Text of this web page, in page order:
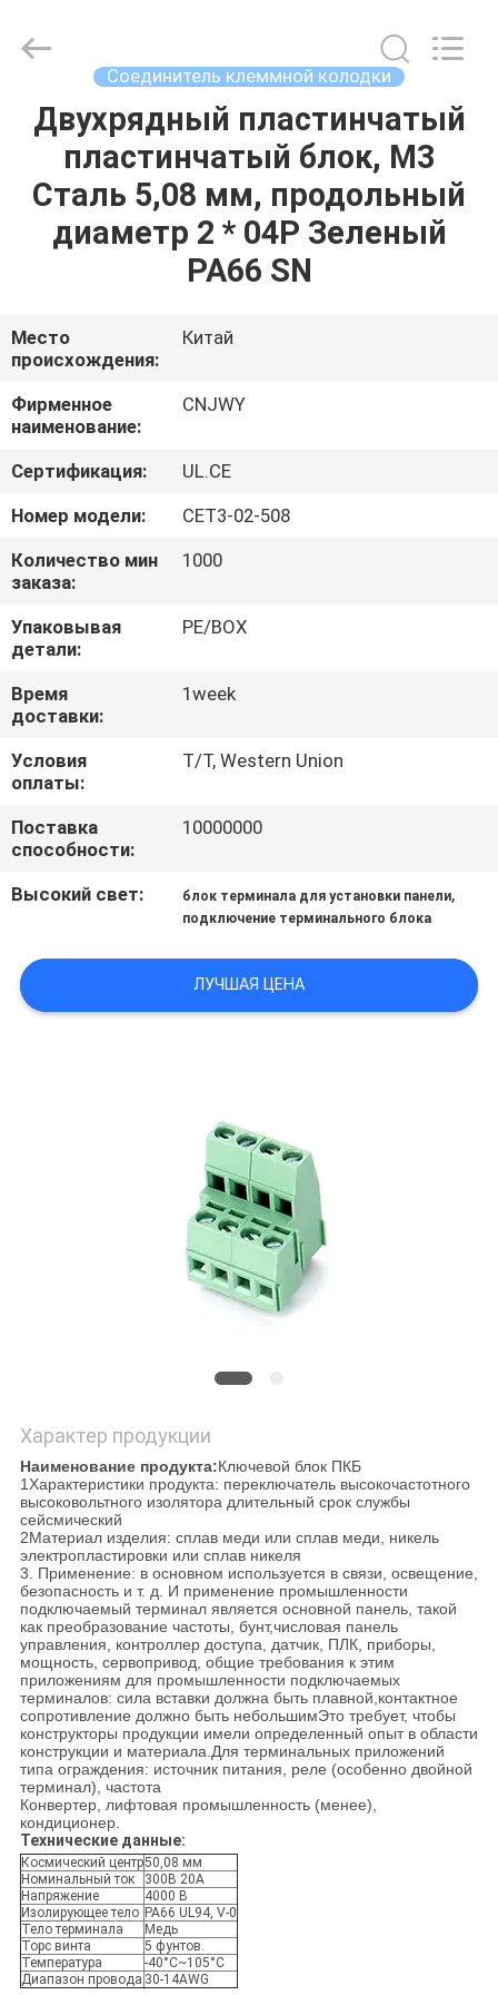
ДОМ
ПРОДУКТЫ
ПУТЕШЕСТВИЕ
ФАБРИКИ
ПРОВЕРКА
КАЧЕСТВА
СВЯЖИТЕСЬ
МЫ
СПРОСИТЕ
ЦИТАТУ
NEWS
САЙТА
PRIVACY
Electronic
Co.,Ltd.
Reserved.
Соединитель клеммной колодки
Двухрядный пластинчатый
пластинчатый блок, M3
Сталь 5,08 мм, продольный
диаметр 2 * 04P Зеленый
PA66 SN
Место
происхождения:
Китай
Фирменное
наименование:
CNJWY
Сертификация:
UL.CE
Номер модели:
CET3-02-508
Количество мин
заказа:
1000
Упаковывая
детали:
PE/BOX
Время
доставки:
1week
Условия
оплаты:
T/T, Western Union
Поставка
способности:
10000000
Высокий свет: блок терминала для установки панели,
подключение терминального блока
ЛУЧШАЯ ЦЕНА
Характер продукции
Наименование продукта:Ключевой блок ПКБ
1Характеристики продукта: переключатель высокочастотного
высоковольтного изолятора длительный срок службы
сейсмический
2Материал изделия: сплав меди или сплав меди, никель
электропластировки или сплав никеля
3. Применение: в основном используется в связи, освещение,
безопасность и т. д. И применение промышленности
подключаемый терминал является основной панель, такой
как преобразование частоты, бунт,числовая панель
управления, контроллер доступа, датчик, ПЛК, приборы,
мощность, сервопривод, общие требования к этим
приложениям для промышленности подключаемых
терминалов: сила вставки должна быть плавной,контактное
сопротивление должно быть небольшимЭто требует, чтобы
конструкторы продукции имели определенный опыт в области
конструкции и материала.Для терминальных приложений
типа ограждения: источник питания, реле (особенно двойной
терминал), частота
Конвертер, лифтовая промышленность (менее),
кондиционер.
Технические данные:
Космический центр50,08 мм
Номинальный ток
300В 20А
Напряжение
4000 В
Изолирующее тело PA66 UL94, V-0
Тело терминала
Медь
Торс винта
5 фунтов.
Температура
-40°C~105°C
Диапазон провода 30-14AWG